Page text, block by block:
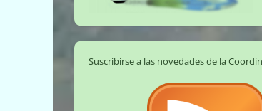
Suscribirse a las novedades de la